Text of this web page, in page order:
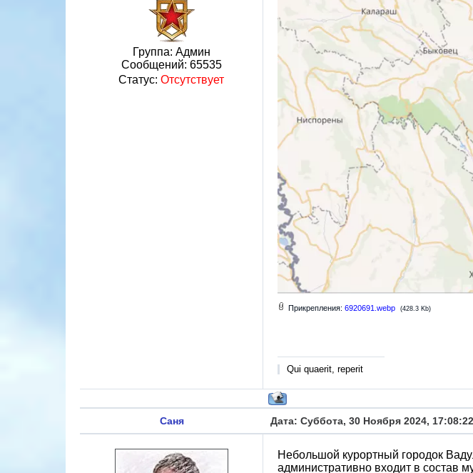
Группа: Админ
Сообщений: 65535
Статус: Отсутствует
Прикрепления: 6920691.webp (428.3 Kb)
Qui quaerit, reperit
Саня Дата: Суббота, 30 Ноября 2024,
Небольшой курортный городок
административно входит в состав